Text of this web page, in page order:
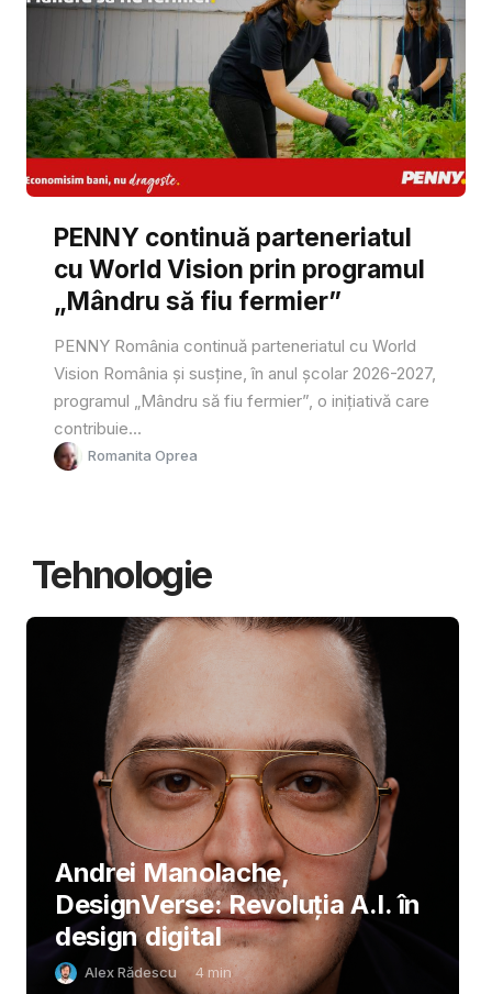
PENNY continuă parteneriatul
cu World Vision prin programul
„Mândru să fiu fermier”
PENNY România continuă parteneriatul cu World
Vision România și susține, în anul școlar 2026-2027,
programul „Mândru să fiu fermier”, o inițiativă care
contribuie...
Romanita Oprea
Tehnologie
Andrei Manolache,
DesignVerse: Revoluția A.I. în
design digital
Alex Rădescu 4 min